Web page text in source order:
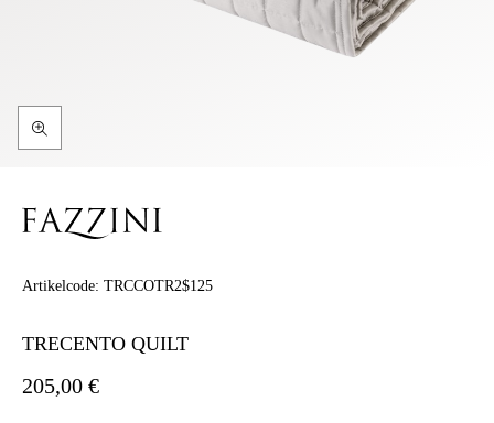
Artikelcode: TRCCOTR2$125
TRECENTO QUILT
205,00 €